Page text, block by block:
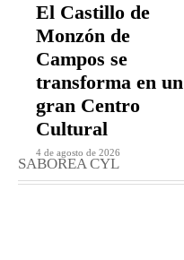
El Castillo de
Monzón de
Campos se
transforma en un
gran Centro
Cultural
4 de agosto de 2026
SABOREA CYL